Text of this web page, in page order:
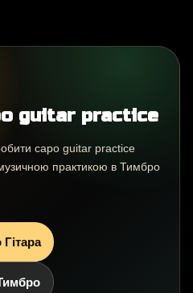
guitar practice
capo guitar practice
практикою в Тимбро